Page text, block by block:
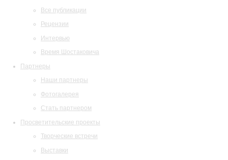
Все публикации
Рецензии
Интервью
Время Шостаковича
Партнеры
Наши партнеры
Фотогалерея
Стать партнером
Просветительские проекты
Творческие встречи
Выставки